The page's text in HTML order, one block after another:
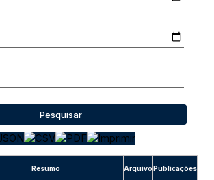
Pesquisar
Resumo ArquivoPublicações